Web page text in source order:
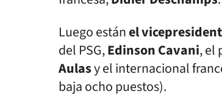
Luego estánel
del PSG,Edinson Cavani, el
Aulasy el internacional
baja ocho puestos).